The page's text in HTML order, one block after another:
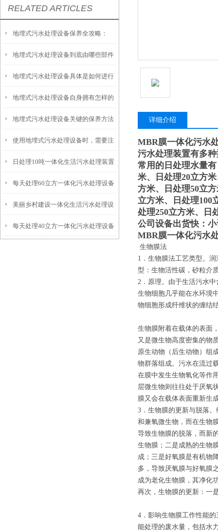
RELATED ARTICLES
地埋式污水处理设备保养全攻略：
让“地下卫士”持续高效运转
地埋式污水处理设备到底由哪些部件
撑起？核心结构一文拆解
地埋式污水处理设备具体是如何进行
安装的呢？
地埋式污水处理设备自身拥有怎样的
特点呢？
地埋式污水处理设备关键的保养方法
使用地埋式污水处理设备时，需要注
意以下事项
日处理10吨一体化生活污水处理装置
每天处理60立方一体化污水处理设备
美丽乡村建设一体化生活污水处理设
备
每天处理40立方一体化污水处理设备
详细介绍
MBR膜一体化污水
污水处理装置有多
常用的日处理水量
米、日处理20立方
方米、日处理50立
立方米、日处理100
处理250立方米、日
公司设备出货快：
MBR膜一体化污水
生物膜法
1．生物膜法工艺类型。
型：生物活性碳，砂粒介
2．原理。由于生活污水
生物细胞几乎能在水环境
物细胞形成纤维状的缠结
生物膜附着在载体的表面
又是微生物高度密集的物
原生动物（后生动物）组
物群落组成。污水在流过
在膜中发生生物氧化等作
层微生物则往往处于厌氧
膜又会在载体表面重新生
3．生物膜的更新与脱落
和兼氧微生物，而在生物
导致生物膜的脱落，而新
生物膜；二是成熟的生物
成；三是好氧膜是有机物
多，导致厌氧膜与好氧膜
成为老化生物膜，其净化
再次，生物膜的更新：一
4．影响生物膜工作性能
能处理的废水量，包括水